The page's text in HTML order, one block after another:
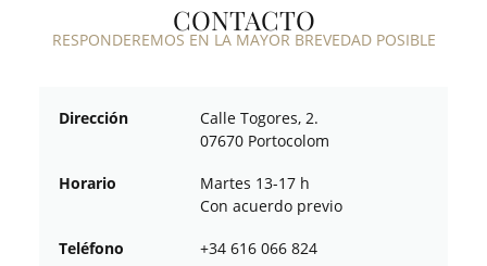
CONTACTO
RESPONDEREMOS EN LA MAYOR BREVEDAD POSIBLE
Dirección
Calle Togores, 2.
07670 Portocolom
Horario
Martes 13-17 h
Con acuerdo previo
Teléfono +34 616 066 824